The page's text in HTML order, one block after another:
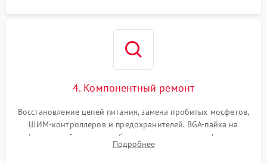
4. Компонентный ремонт
Восстановление цепей питания, замена пробитых мосфетов,
ШИМ-контроллеров и предохранителей. BGA-пайка на
инфракрасной станции реболлинг или замена графического
чипа и дефектной памяти GDDR. Прошивка BIOS
Подробнее